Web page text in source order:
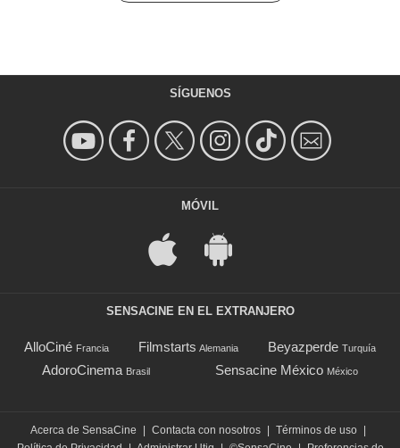
SÍGUENOS
MÓVIL
SENSACINE EN EL EXTRANJERO
AlloCiné Francia Filmstarts Alemania Beyazperde Turquía
AdoroCinema Brasil Sensacine México México
Acerca de SensaCine Contacta con nosotros Términos de uso